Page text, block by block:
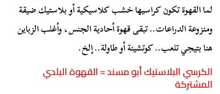
لما القهوة تكون كراسيها خشب كلاسيكية أو بلاستيك ضيقة
ومنزوعة الدراعات.. تبقى قهوة أحادية الجنس، وأغلب الزباين
هنا بتيجي تلعب.. كوتشينة أو طاولة.. إلخ.
الكرسي البلاستيك أبو مسند = القهوة البلدي
المشتركة